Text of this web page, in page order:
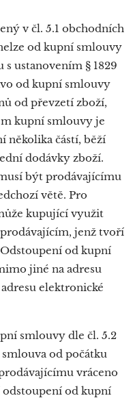
v čl. 5.1 obchodních
od kupní smlouvy
ustanovením § 1829
od kupní smlouvy
od převzetí zboží,
kupní smlouvy je
několika částí, běží
dodávky zboží.
být prodávajícímu
větě. Pro
kupující využit
jenž tvoří
od kupní
jiné na adresu
elektronické
smlouvy dle čl. 5.2
od počátku
vráceno
odstoupení od kupní